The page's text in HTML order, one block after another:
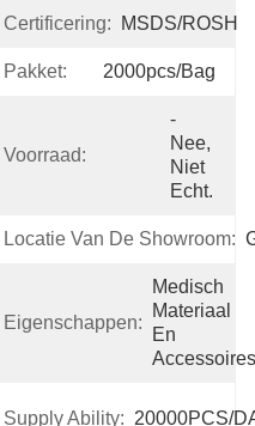
Certificering: MSDS/ROSH
Pakket: 2000pcs/bag
Klasse
Voorraad:
-
Nee,
Niet
Echt.
Locatie Van De Showroom:
Eigenschappen:
Medisch
Materiaal
En
Accessoires
Supply Ability: 20000PCS/